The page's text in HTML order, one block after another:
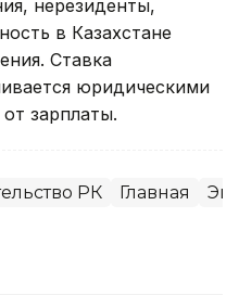
нерезиденты,
в Казахстане
Ставка
юридическими
зарплаты.
РК Главная